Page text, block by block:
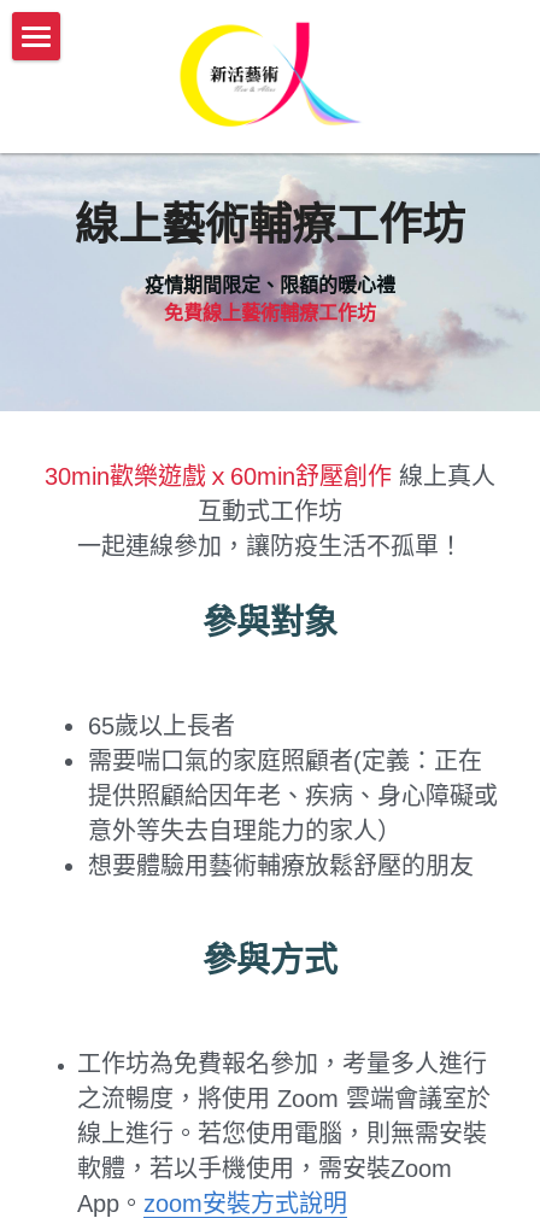
新活團隊介紹
傳承藝術服務方案
生命故事書
【機構據點】延緩模組與藝術輔療課程
【個人】到府藝術輔療
【政府企業】手作舒壓課程
【政府企業】工作坊
開課與活動
【實體】傳承藝術帶領者培訓班
【線上】熟齡活動帶領師資培訓
【實體/線上】藝術輔療課程、生命故事書
年度開課一覽表
參與志工服務
媒體報導
新活部落格
會員登入
幸福AI百寶箱
線上藝術輔療工作坊
疫情期間限定、限額的暖心禮
免費線上藝術輔療工作坊
30min歡樂遊戲ｘ60min舒壓創作 線上真人
互動式工作坊
一起連線參加，讓防疫生活不孤單！
參與對象
65歲以上長者
需要喘口氣的家庭照顧者(定義：正在
提供照顧給因年老、疾病、身心障礙或
意外等失去自理能力的家人）
想要體驗用藝術輔療放鬆舒壓的朋友
參與方式
工作坊為免費報名參加，考量多人進行
之流暢度，將使用 Zoom 雲端會議室於
線上進行。若您使用電腦，則無需安裝
軟體，若以手機使用，需安裝Zoom
App。 zoom安裝方式說明
部落格分類
最多人閱讀
關於藝術輔療師
防疫新生活